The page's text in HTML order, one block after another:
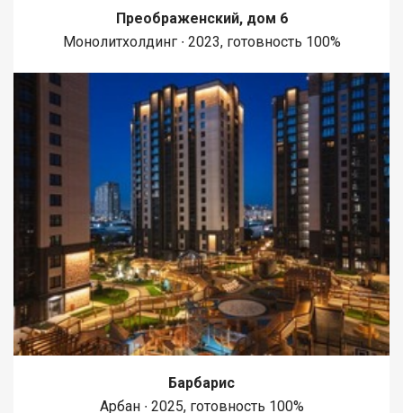
Преображенский, дом 6
Монолитхолдинг ∙ 2023, готовность 100%
Барбарис
Арбан ∙ 2025, готовность 100%